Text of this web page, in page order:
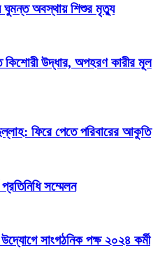
ঘুমন্ত অবস্থায় শিশুর মৃত্যু
কিশোরী উদ্ধার, অপহরণ কারীর মূল
ফিরে পেতে পরিবারের আকুতি
সম্মেলন
সাংগঠনিক পক্ষ ২০২৪ কর্মী